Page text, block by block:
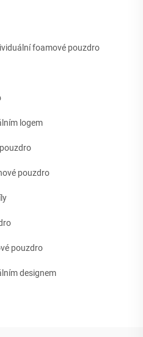
foamové pouzdro
logem
pouzdro
pouzdro
designem